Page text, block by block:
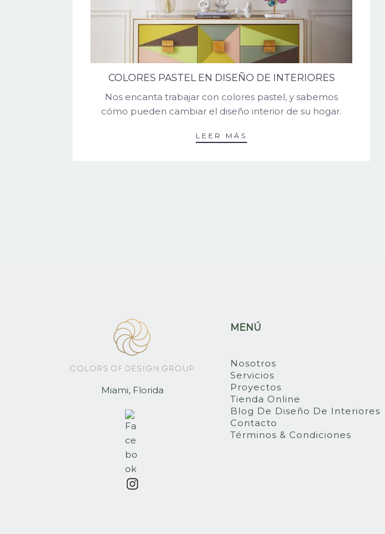
COLORES PASTEL EN DISEÑO DE INTERIORES
Nos encanta trabajar con colores pastel, y sabemos
cómo pueden cambiar el diseño interior de su hogar.
LEER MÁS
Miami, Florida
MENÚ
Nosotros
Servicios
Proyectos
Tienda Online
Blog De Diseño De Interiores
Contacto
Términos & Condiciones